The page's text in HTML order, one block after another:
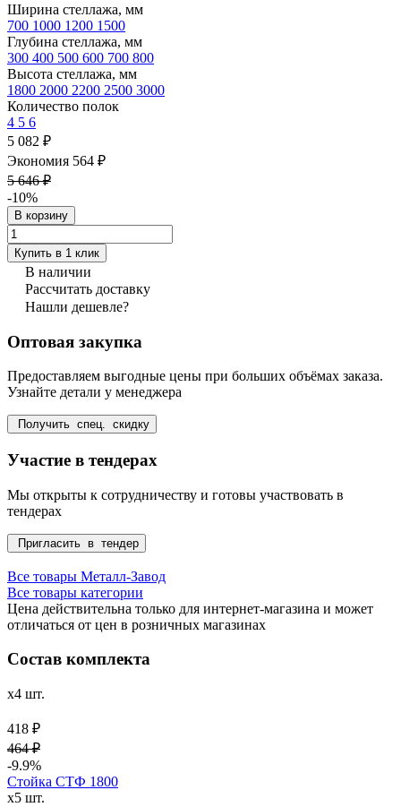
Ширина стеллажа, мм
700 1000 1200 1500
Глубина стеллажа, мм
300 400 500 600 700 800
Высота стеллажа, мм
1800 2000 2200 2500 3000
Количество полок
4 5 6
5 082 ₽
Экономия 564 ₽
5 646 ₽
-10%
В корзину
Купить в 1 клик
В наличии
Рассчитать доставку
Нашли дешевле?
Оптовая закупка
Предоставляем выгодные цены при больших объёмах заказа.
Узнайте детали у менеджера
Получить спец. скидку
Участие в тендерах
Мы открыты к сотрудничеству и готовы участвовать в
тендерах
Пригласить в тендер
Все товары Металл-Завод
Все товары категории
Цена действительна только для интернет-магазина и может
отличаться от цен в розничных магазинах
Состав комплекта
x4 шт.
418 ₽
464 ₽
-9.9%
Стойка СТФ 1800
x5 шт.